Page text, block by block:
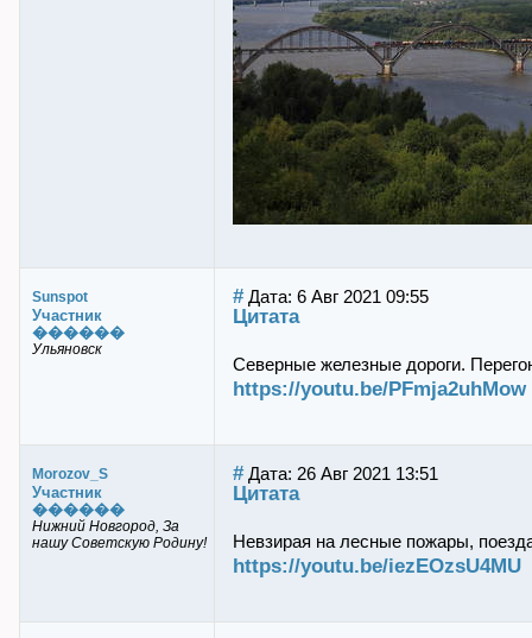
Sunspot
Участник
������
Ульяновск
#Дата: 6 Авг 2021 09:55
Цитата
Северные железные дороги.
https://youtu.be/PFmja2uhMow
Morozov_S
Участник
������
Нижний Новгород, За
нашу Советскую Родину!
#Дата: 26 Авг 2021 13:51
Цитата
Невзирая на лесные пожары,
https://youtu.be/iezEOzsU4MU